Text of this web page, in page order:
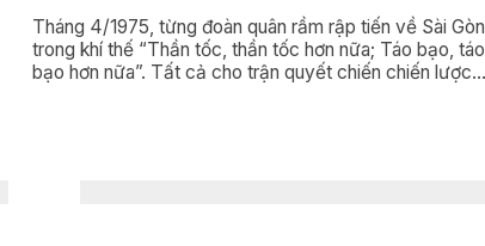
Tháng 4/1975, từng đoàn quân rầm rập tiến về Sài Gòn
trong khí thế “Thần tốc, thần tốc hơn nữa; Táo bạo, táo
bạo hơn nữa”. Tất cả cho trận quyết chiến chiến lược